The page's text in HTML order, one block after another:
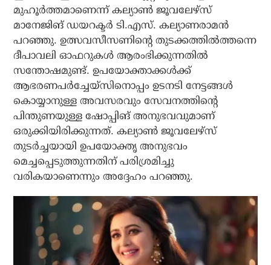
മുഹൂര്‍ത്തമാണെന്ന് കല്യാണ്‍ ജൂവലേഴ്‌സ്
മാനേജിങ് ഡയറക്ടര്‍ ടി.എസ്. കല്യാണരാമന്‍
പറഞ്ഞു. ഉത്സവസീസണിന്റെ തുടക്കത്തില്‍ത്തന്നെ
ദീപാവലി ഓഫറുകള്‍ ആരംഭിക്കുന്നതില്‍
സന്തോഷമുണ്ട്. ഉപയോക്താക്കള്‍ക്ക്
ആഭരണപര്‍ച്ചേയ്‌സിനൊപ്പം ഉടനടി നേട്ടങ്ങള്‍
കൊയ്യാനുള്ള അവസരവും സേവനത്തിന്റെ
പിന്തുണയുള്ള ഷോപ്പിങ് അനുഭവവുമാണ്
ഒരുക്കിയിരിക്കുന്നത്. കല്യാണ്‍ ജൂവലേഴ്‌സ്
തുടര്‍ച്ചയായി ഉപയോക്തൃ അനുഭവം
മെച്ചപ്പെടുത്തുന്നതിന് പരിശ്രമിച്ചു
വരികയാണെന്നും അദ്ദേഹം പറഞ്ഞു.